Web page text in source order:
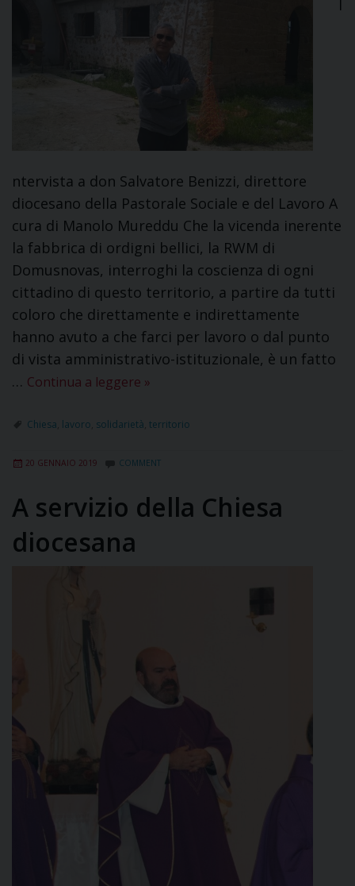
ntervista a don Salvatore Benizzi, direttore
diocesano della Pastorale Sociale e del Lavoro A
cura di Manolo Mureddu Che la vicenda inerente
la fabbrica di ordigni bellici, la RWM di
Domusnovas, interroghi la coscienza di ogni
cittadino di questo territorio, a partire da tutti
coloro che direttamente e indirettamente
hanno avuto a che farci per lavoro o dal punto
di vista amministrativo-istituzionale, è un fatto
… Continua a leggere »
Chiesa lavoro solidarietà territorio
20 GENNAIO 2019 COMMENT
A servizio della Chiesa
diocesana